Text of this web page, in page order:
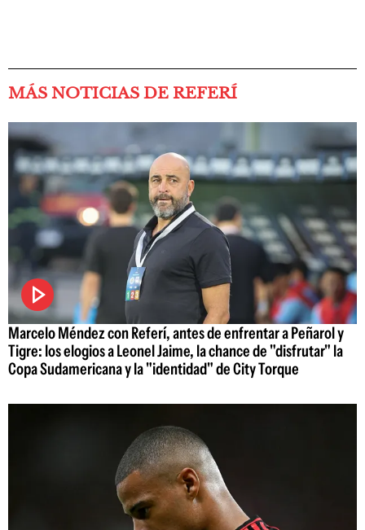
MÁS NOTICIAS DE REFERÍ
Marcelo Méndez con Referí, antes de enfrentar a Peñarol y
Tigre: los elogios a Leonel Jaime, la chance de "disfrutar" la
Copa Sudamericana y la "identidad" de City Torque